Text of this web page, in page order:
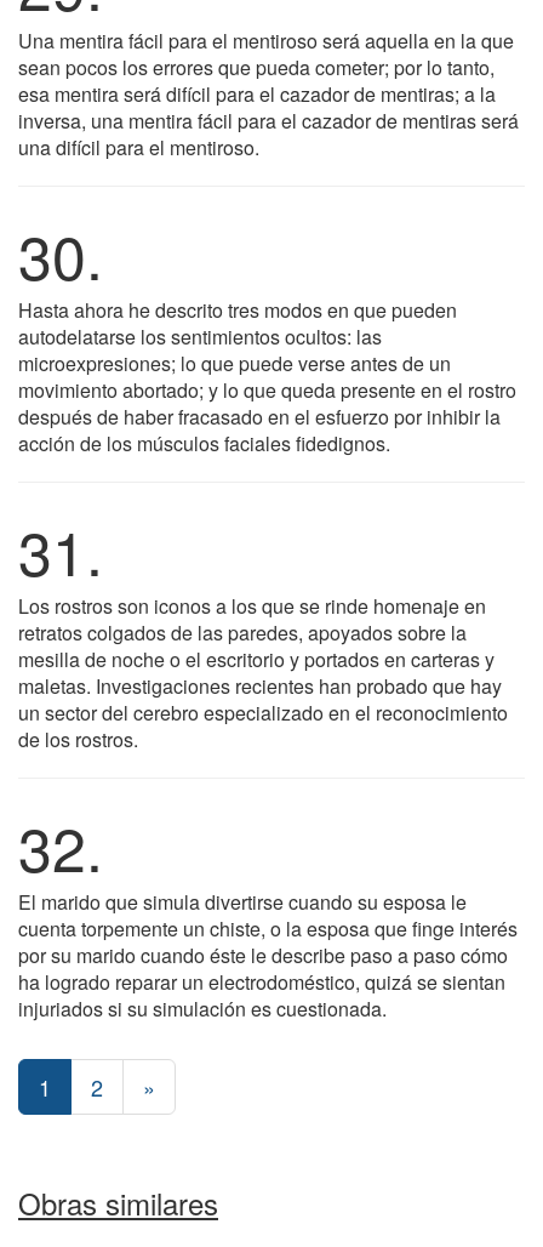
Una mentira fácil para el mentiroso será aquella en la que
sean pocos los errores que pueda cometer; por lo tanto,
esa mentira será difícil para el cazador de mentiras; a la
inversa, una mentira fácil para el cazador de mentiras será
una difícil para el mentiroso.
30.
Hasta ahora he descrito tres modos en que pueden
autodelatarse los sentimientos ocultos: las
microexpresiones; lo que puede verse antes de un
movimiento abortado; y lo que queda presente en el rostro
después de haber fracasado en el esfuerzo por inhibir la
acción de los músculos faciales fidedignos.
31.
Los rostros son iconos a los que se rinde homenaje en
retratos colgados de las paredes, apoyados sobre la
mesilla de noche o el escritorio y portados en carteras y
maletas. Investigaciones recientes han probado que hay
un sector del cerebro especializado en el reconocimiento
de los rostros.
32.
El marido que simula divertirse cuando su esposa le
cuenta torpemente un chiste, o la esposa que finge interés
por su marido cuando éste le describe paso a paso cómo
ha logrado reparar un electrodoméstico, quizá se sientan
injuriados si su simulación es cuestionada.
1 2 »
Obras similares